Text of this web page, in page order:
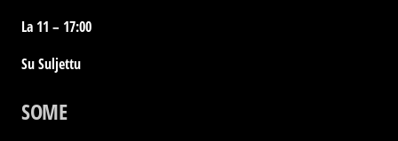
La 11 – 17:00
Su Suljettu
SOME